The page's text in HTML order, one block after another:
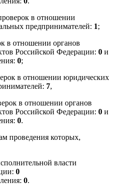
в отношении
предпринимателей: 1;
в отношении органов
Российской Федерации: 0 и
0;
в отношении юридических
7,
в отношении органов
Российской Федерации: 0 и
0.
проведения которых,
власти
0
0.